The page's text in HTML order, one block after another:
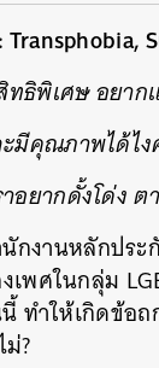
ทธิพิเศษ อยาก
มีคุณภาพได้ไง
าอยากดั้งโด่ง
กงานหลักปร
พศในกลุ่ม
ทำให้เกิดข้อ
?